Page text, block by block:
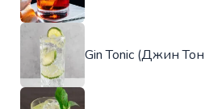
Gin Tonic (Джин